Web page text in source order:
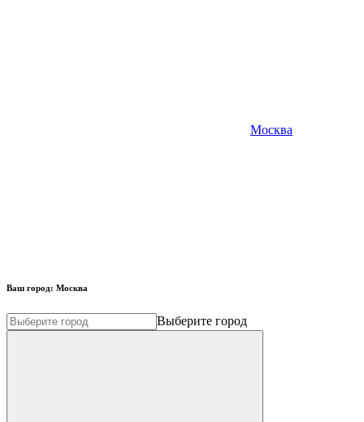
Москва
Ваш город: Москва
Выберите город